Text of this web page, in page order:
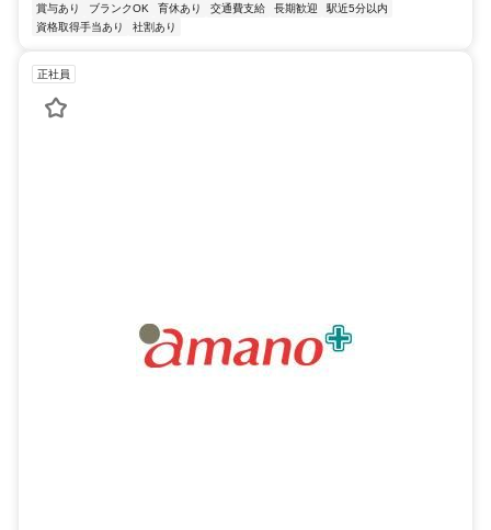
賞与あり
ブランクOK 育休あり 交通費支給 長期歓迎
駅近5分以内
資格取得手当あり
社割あり
正社員